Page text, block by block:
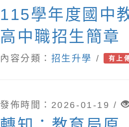
115學年度國中
高中職招生簡章
內容分類： 招生升學 / 有上
發佈時間：2026-01-19 /